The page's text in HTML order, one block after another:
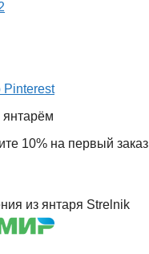
Pinterest
янтарём
10% на первый заказ